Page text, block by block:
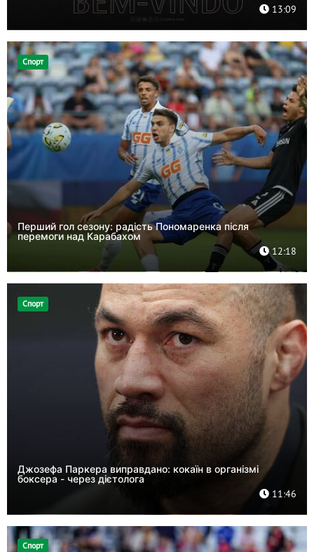
13:09
Спорт
Перший гол сезону: радість Пономаренка після
перемоги над Карабахом
12:18
Спорт
Джозефа Паркера виправдано: кокаїн в організмі
боксера - через дієтолога
11:46
Спорт